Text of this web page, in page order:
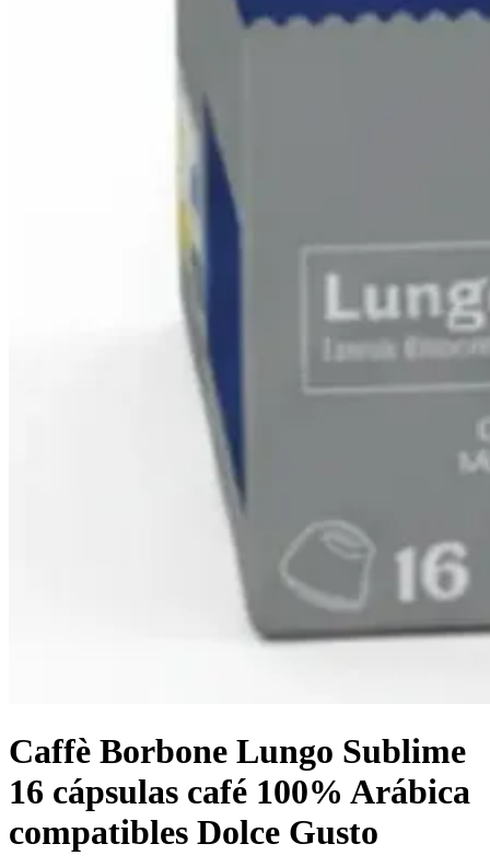
Caffè Borbone Lungo Sublime
16 cápsulas café 100% Arábica
compatibles Dolce Gusto